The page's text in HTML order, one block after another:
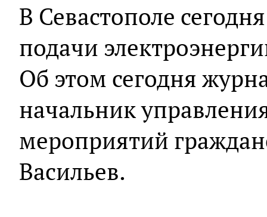
В Севастополе
подачи
Об этом сегодня
начальник
мероприятий
Васильев.